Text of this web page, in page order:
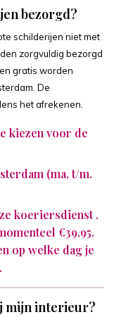
bezorgd?
schilderijen niet met
zorgvuldig bezorgd
gratis worden
De
het afrekenen.
kiezen voor de
(ma. t/m.
koeriersdienst .
€39,95.
op welke dag je
mijn interieur?